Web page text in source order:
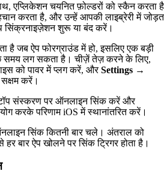
एप्लिकेशन चयनित फ़ोल्डरों को स्कैन करता
करता है, और उन्हें आपकी लाइब्रेरी में
सिंक्रनाइज़ेशन शुरू या बंद करें।
जब ऐप फोरग्राउंड में हो, इसलिए एक बड़ी
समय लग सकता है। चीज़ें तेज़ करने के लिए,
को पावर में प्लग करें, औरSettings →
सक्षम करें।
संस्करण पर ऑनलाइन सिंक करें और
करके परिणाम iOS में स्थानांतरित करें।
सिंक कितनी बार चले। अंतराल को
बार ऐप खोलने पर सिंक ट्रिगर होता है।